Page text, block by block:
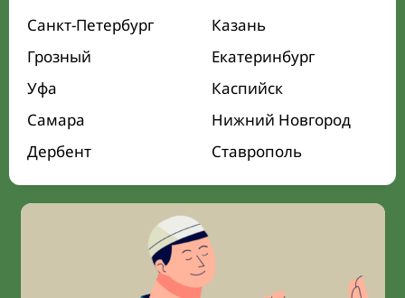
Санкт-Петербург
Казань
Грозный
Екатеринбург
Уфа
Каспийск
Самара
Нижний Новгород
Дербент
Ставрополь